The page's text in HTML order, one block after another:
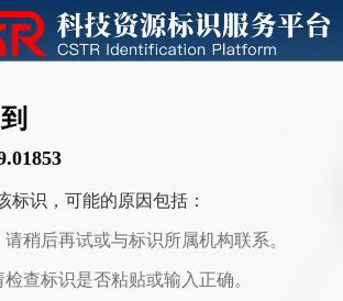
标识，可能的原因包括：
请稍后再试或与标识所属机构联系。
检查标识是否粘贴或输入正确。